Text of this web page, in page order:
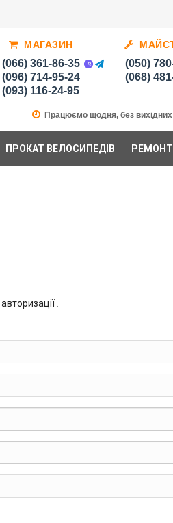
МАГАЗИН
(066) 361-86-35
(096) 714-95-24
(093) 116-24-95
(050)
(068)
Працюємо щодня, без вихідних
ПРОКАТ ВЕЛОСИПЕДІВ
авторизації .